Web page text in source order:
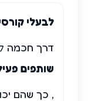
לבעלי
דרך חכמה
שותפים
, כך שהם